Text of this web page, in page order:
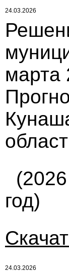
24.03.2026
марта
(2026
год)
24.03.2026